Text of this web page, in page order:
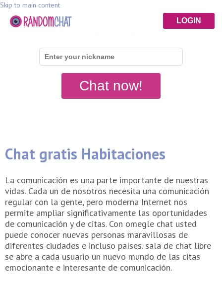
Skip to main content
LOGIN
Chat now!
Chat gratis Habitaciones
La comunicación es una parte importante de nuestras
vidas. Cada un de nosotros necesita una comunicación
regular con la gente, pero moderna Internet nos
permite ampliar significativamente las oportunidades
de comunicación y de citas. Con omegle chat usted
puede conocer nuevas personas maravillosas de
diferentes ciudades e incluso países. sala de chat libre
se abre a cada usuario un nuevo mundo de las citas
emocionante e interesante de comunicación.